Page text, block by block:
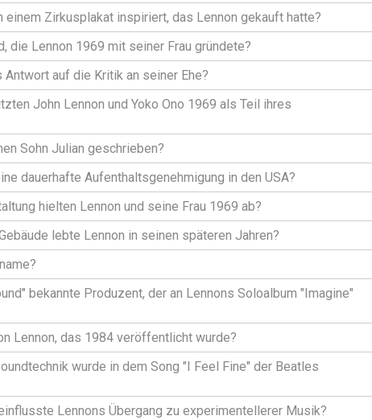
Zirkusplakat inspiriert, das Lennon gekauft hatte?
die Lennon 1969 mit seiner Frau gründete?
auf die Kritik an seiner Ehe?
John Lennon und Yoko Ono 1969 als Teil ihres
Sohn Julian geschrieben?
dauerhafte Aufenthaltsgenehmigung in den USA?
hielten Lennon und seine Frau 1969 ab?
lebte Lennon in seinen späteren Jahren?
bekannte Produzent, der an Lennons Soloalbum "Imagine"
Lennon, das 1984 veröffentlicht wurde?
wurde in dem Song "I Feel Fine" der Beatles
Lennons Übergang zu experimentellerer Musik?